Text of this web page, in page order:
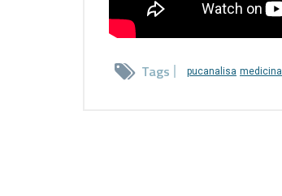
Tags pucanalisa medicina